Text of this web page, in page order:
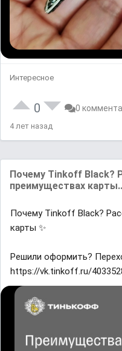
Интересное
0 0
4 лет назад
Почему Tinkoff Black?
преимуществах
Почему Tinkoff Black?
карты ✨
Решили оформить?
https://vk.tinkoff.ru/